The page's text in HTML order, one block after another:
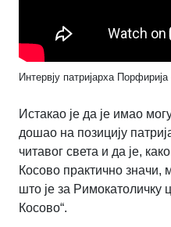
Интервју патријарха Порфирија
Истакао је да је имао
дошао на позицију
читавог света и да је,
Косово практично значи,
што је за Римокатоличку
Косово“.